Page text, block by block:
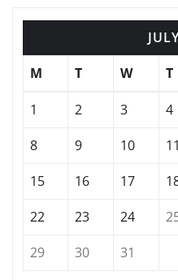
M
T W T
1 2 3 4
8
9 10 11
15
16 17
22
23 24
29
30 31